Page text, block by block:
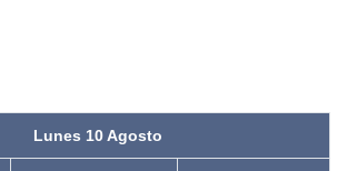
Lunes 10 Agosto